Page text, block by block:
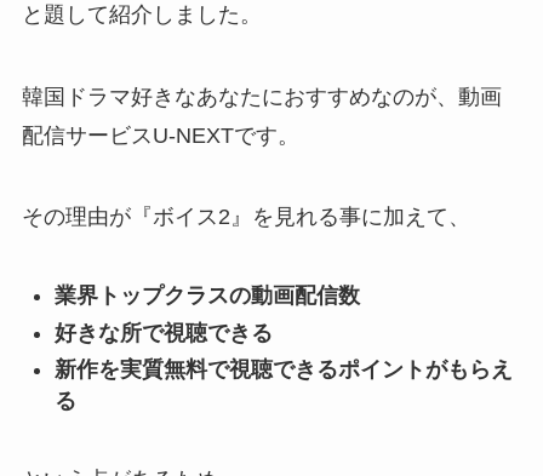
と題して紹介しました。
韓国ドラマ好きなあなたにおすすめなのが、動画
配信サービスU-NEXTです。
その理由が『ボイス2』を見れる事に加えて、
業界トップクラスの動画配信数
好きな所で視聴できる
新作を実質無料で視聴できるポイントがもらえ
る